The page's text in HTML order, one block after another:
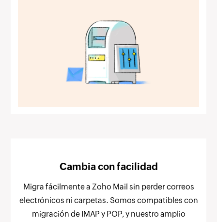
Cambia con facilidad
Migra fácilmente a Zoho Mail sin perder correos
electrónicos ni carpetas. Somos compatibles con
migración de IMAP y POP, y nuestro amplio